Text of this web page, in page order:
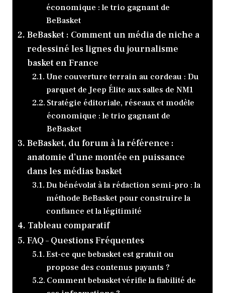
économique : le trio gagnant de
BeBasket
BeBasket : Comment un média de niche a
redessiné les lignes du journalisme
basket en France
Une couverture terrain au cordeau : Du
parquet de Jeep Élite aux salles de NM1
Stratégie éditoriale, réseaux et modèle
économique : le trio gagnant de
BeBasket
BeBasket, du forum à la référence :
anatomie d’une montée en puissance
dans les médias basket
Du bénévolat à la rédaction semi-pro : la
méthode BeBasket pour construire la
confiance et la légitimité
Tableau comparatif
FAQ – Questions Fréquentes
Est-ce que bebasket est gratuit ou
propose des contenus payants ?
Comment bebasket vérifie la fiabilité de